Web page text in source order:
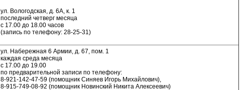
ул. Вологодская, д. 6А, к. 1
последний четверг месяца
с 17.00 до 18.00 часов
(запись по телефону: 28-25-31)
ул. Набережная 6 Армии, д. 67, пом. 1
каждая среда месяца
с 17.00 до 19.00
по предварительной записи по телефону:
8-921-142-47-59 (помощник Синяев Игорь Михайлович),
8-915-749-08-92 (помощник Новинский Никита Алексеевич)